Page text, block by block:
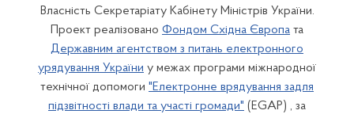
Власність Секретаріату Кабінету Міністрів України.
Проект реалізовано Фондом Східна Європа та
Державним агентством з питань електронного
урядування України у межах програми міжнародної
технічної допомоги "Електронне врядування задля
підзвітності влади та участі громади" (EGAP) , за